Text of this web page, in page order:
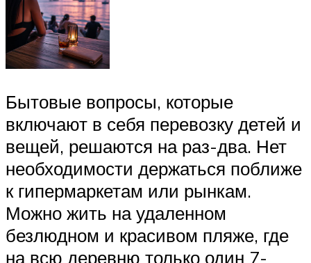
Бытовые вопросы, которые
включают в себя перевозку детей и
вещей, решаются на раз-два. Нет
необходимости держаться поближе
к гипермаркетам или рынкам.
Можно жить на удаленном
безлюдном и красивом пляже, где
на всю деревню только один 7-